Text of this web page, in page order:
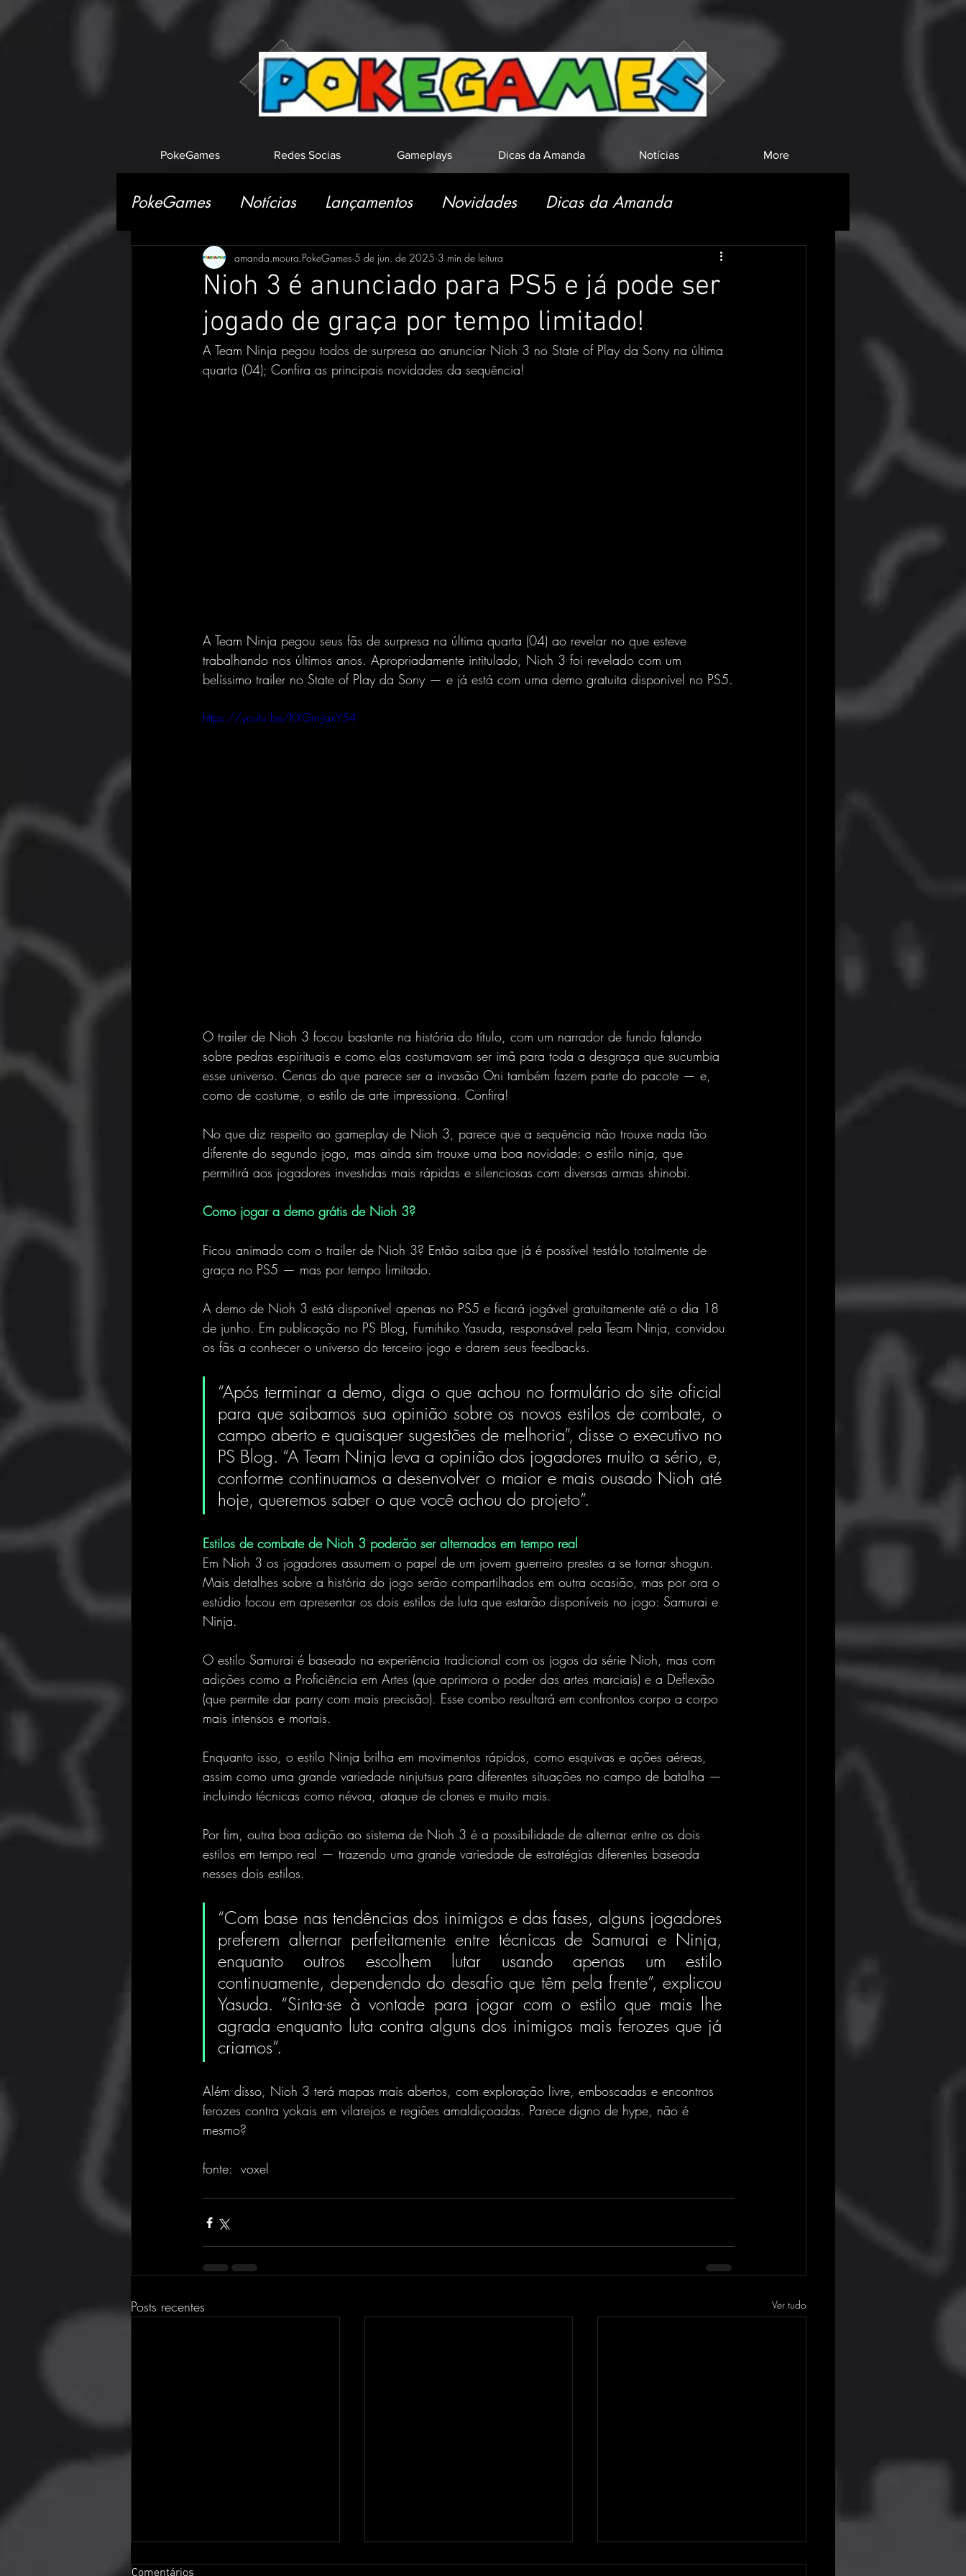
PokeGames Redes Socias Gameplays Dicas da Amanda Notícias More
PokeGames Notícias Lançamentos Novidades Dicas da Amanda
Nioh 3 é anunciado para PS5 e já pode ser
jogado de graça por tempo limitado!
amanda.moura.PokeGames 5 de jun. de 2025 3 min de leitura
A Team Ninja pegou todos de surpresa ao anunciar Nioh 3 no State of Play da Sony na última
quarta (04); Confira as principais novidades da sequência!
A Team Ninja pegou seus fãs de surpresa na última quarta (04) ao revelar no que esteve
trabalhando nos últimos anos. Apropriadamente intitulado, Nioh 3 foi revelado com um
belíssimo trailer no State of Play da Sony — e já está com uma demo gratuita disponível no PS5.
https://youtu.be/KXGm-JaxY54
O trailer de Nioh 3 focou bastante na história do título, com um narrador de fundo falando
sobre pedras espirituais e como elas costumavam ser imã para toda a desgraça que sucumbia
esse universo. Cenas do que parece ser a invasão Oni também fazem parte do pacote — e,
como de costume, o estilo de arte impressiona. Confira!
No que diz respeito ao gameplay de Nioh 3, parece que a sequência não trouxe nada tão
diferente do segundo jogo, mas ainda sim trouxe uma boa novidade: o estilo ninja, que
permitirá aos jogadores investidas mais rápidas e silenciosas com diversas armas shinobi.
Como jogar a demo grátis de Nioh 3?
Ficou animado com o trailer de Nioh 3? Então saiba que já é possível testá-lo totalmente de
graça no PS5 — mas por tempo limitado.
A demo de Nioh 3 está disponível apenas no PS5 e ficará jogável gratuitamente até o dia 18
de junho. Em publicação no PS Blog, Fumihiko Yasuda, responsável pela Team Ninja, convidou
os fãs a conhecer o universo do terceiro jogo e darem seus feedbacks.
“Após terminar a demo, diga o que achou no formulário do site oficial
para que saibamos sua opinião sobre os novos estilos de combate, o
campo aberto e quaisquer sugestões de melhoria”, disse o executivo no
PS Blog. “A Team Ninja leva a opinião dos jogadores muito a sério, e,
conforme continuamos a desenvolver o maior e mais ousado Nioh até
hoje, queremos saber o que você achou do projeto”.
Estilos de combate de Nioh 3 poderão ser alternados em tempo real
Em Nioh 3 os jogadores assumem o papel de um jovem guerreiro prestes a se tornar shogun.
Mais detalhes sobre a história do jogo serão compartilhados em outra ocasião, mas por ora o
estúdio focou em apresentar os dois estilos de luta que estarão disponíveis no jogo: Samurai e
Ninja.
O estilo Samurai é baseado na experiência tradicional com os jogos da série Nioh, mas com
adições como a Proficiência em Artes (que aprimora o poder das artes marciais) e a Deflexão
(que permite dar parry com mais precisão). Esse combo resultará em confrontos corpo a corpo
mais intensos e mortais.
Enquanto isso, o estilo Ninja brilha em movimentos rápidos, como esquivas e ações aéreas,
assim como uma grande variedade ninjutsus para diferentes situações no campo de batalha —
incluindo técnicas como névoa, ataque de clones e muito mais.
Por fim, outra boa adição ao sistema de Nioh 3 é a possibilidade de alternar entre os dois
estilos em tempo real — trazendo uma grande variedade de estratégias diferentes baseada
nesses dois estilos.
“Com base nas tendências dos inimigos e das fases, alguns jogadores
preferem alternar perfeitamente entre técnicas de Samurai e Ninja,
enquanto outros escolhem lutar usando apenas um estilo
continuamente, dependendo do desafio que têm pela frente”, explicou
Yasuda. “Sinta-se à vontade para jogar com o estilo que mais lhe
agrada enquanto luta contra alguns dos inimigos mais ferozes que já
criamos”.
Além disso, Nioh 3 terá mapas mais abertos, com exploração livre, emboscadas e encontros
ferozes contra yokais em vilarejos e regiões amaldiçoadas. Parece digno de hype, não é
mesmo?
fonte:  voxel
Posts recentes Ver tudo
Comentários